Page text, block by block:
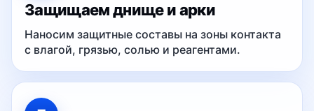
Защищаем днище и арки
Наносим защитные составы на зоны контакта
с влагой, грязью, солью и реагентами.